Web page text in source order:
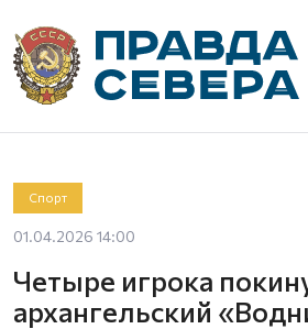
Спорт
01.04.2026 14:00
Четыре игрока
архангельский